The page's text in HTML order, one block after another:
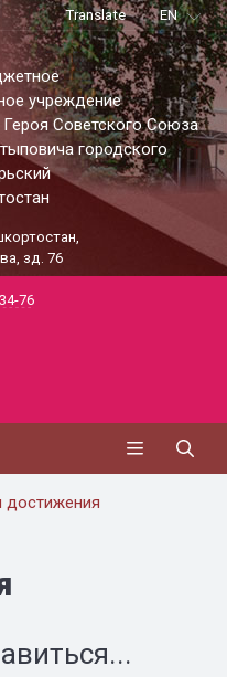
Translate EN
учреждение
Советского Союза
городского
зд. 76
76
достижения